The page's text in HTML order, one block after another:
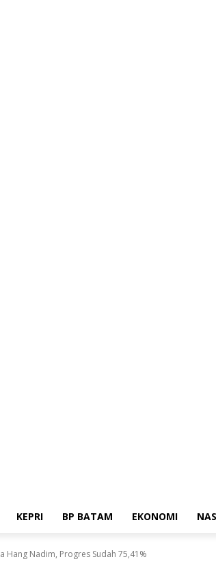
KEPRI BP BATAM EKONOMI
Hang Nadim, Progres Sudah 75,41%